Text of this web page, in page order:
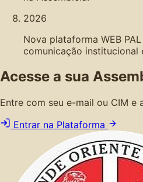
2026
Nova plataforma WEB
comunicação institucional
Acesse a sua
Entre com seu e-mail ou CIM e
Entrar na Plataforma